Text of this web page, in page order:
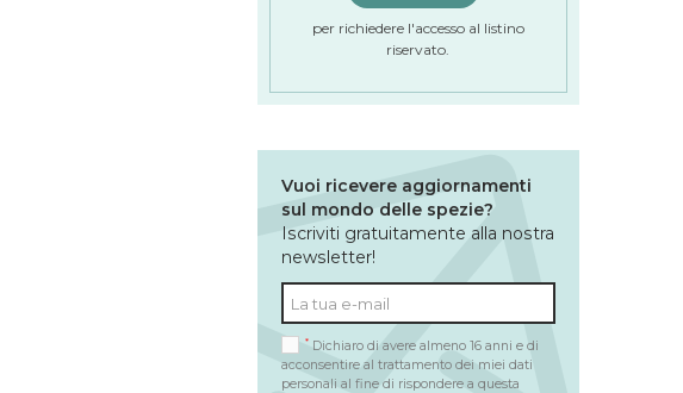
per richiedere l'accesso al listino
riservato.
Vuoi ricevere aggiornamenti
sul mondo delle spezie?
Iscriviti gratuitamente alla nostra
newsletter!
*Dichiaro di avere almeno 16 anni e di
acconsentire al trattamento dei miei dati
personali al fine di rispondere a questa